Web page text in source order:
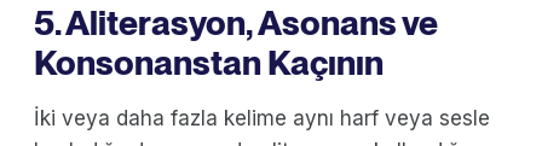
5. Aliterasyon, Asonans ve
Konsonanstan Kaçının
İki veya daha fazla kelime aynı harf veya sesle